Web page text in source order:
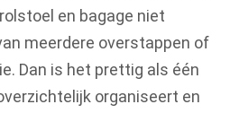
en bagage niet
meerdere overstappen of
Dan is het prettig als één
organiseert en